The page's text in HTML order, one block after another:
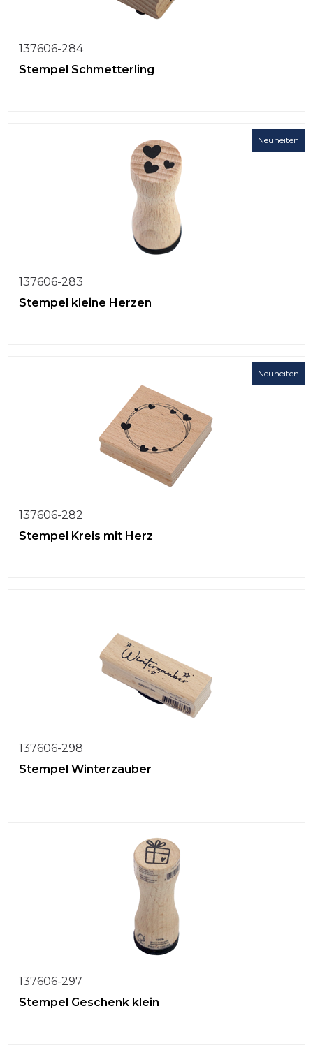
137606-284
Stempel Schmetterling
Neuheiten
137606-283
Stempel kleine Herzen
Neuheiten
137606-282
Stempel Kreis mit Herz
137606-298
Stempel Winterzauber
137606-297
Stempel Geschenk klein